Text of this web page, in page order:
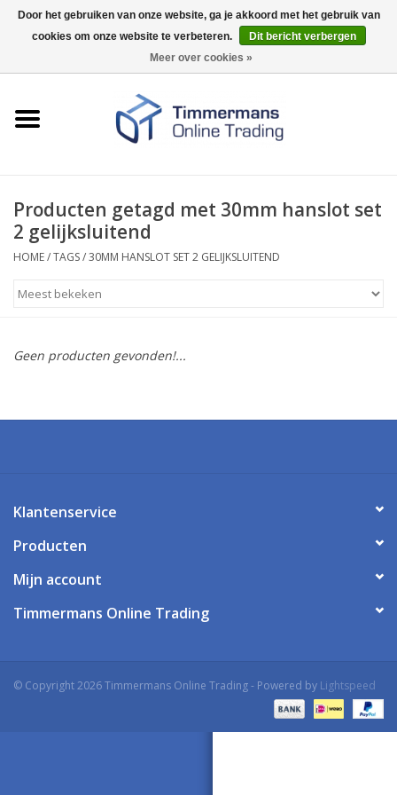
0 Artikelen - €0,00
Merken
Producten getagd met 30mm hanslot set
2 gelijksluitend
HOME/TAGS/30MM HANSLOT SET 2 GELIJKSLUITEND
Geen producten gevonden!...
Klantenservice
Producten
Mijn account
Timmermans Online Trading
© Copyright 2026 Timmermans Online Trading - Powered by Lightspeed
Door het gebruiken van onze website, ga je akkoord met het gebruik van
cookies om onze website te verbeteren.
Dit bericht verbergen
Meer over cookies »